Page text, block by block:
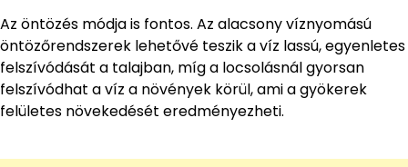
Az öntözés módja is fontos. Az alacsony víznyomású
öntözőrendszerek lehetővé teszik a víz lassú, egyenletes
felszívódását a talajban, míg a locsolásnál gyorsan
felszívódhat a víz a növények körül, ami a gyökerek
felületes növekedését eredményezheti.